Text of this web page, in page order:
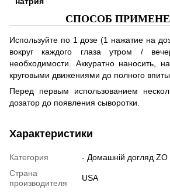
СПОСОБ
Используйте по 1 дозе (1 нажатие на
вокруг каждого глаза утром /
необходимости. Аккуратно наносить,
круговыми движениями до полного
Перед первым использованием
дозатор до появления сыворотки.
Характеристики
Категория
- Домашній догляд ZO
Страна
производителя
USA